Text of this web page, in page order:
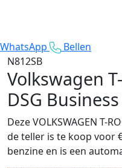
WhatsApp
Bellen
N812SB
Volkswagen
DSG
Deze VOLKSWAGEN T-
de teller is te koop voor
benzine en is een